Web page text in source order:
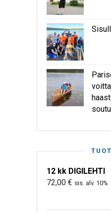
12 kk DIGILEHTI
72,00 € sis. alv. 10%